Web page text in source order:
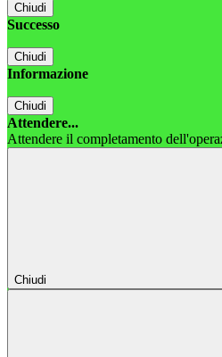
Chiudi
Successo
Chiudi
Informazione
Chiudi
Attendere...
Attendere il completamento
Chiudi